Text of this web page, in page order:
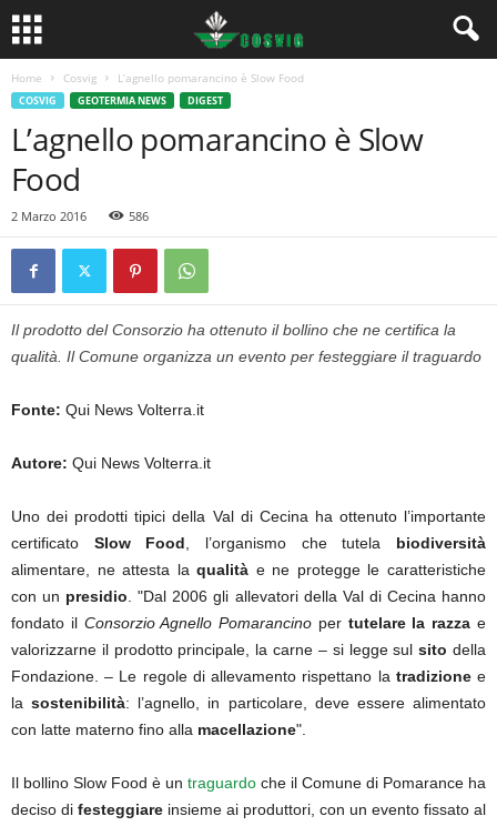
Home Cosvig L’agnello pomarancino è Slow Food
COSVIG GEOTERMIA NEWS DIGEST
L’agnello pomarancino è Slow
Food
2 Marzo 2016 586
Il prodotto del Consorzio ha ottenuto il bollino che ne certifica la
qualità. Il Comune organizza un evento per festeggiare il traguardo
Fonte: Qui News Volterra.it
Autore: Qui News Volterra.it
Uno dei prodotti tipici della Val di Cecina ha ottenuto l’importante
certificato Slow Food , l’organismo che tutela biodiversità
alimentare, ne attesta laqualità e ne protegge le caratteristiche
con un presidio . "Dal 2006 gli allevatori della Val di Cecina hanno
fondato il Consorzio Agnello Pomarancino per tutelare la razzae
valorizzarne il prodotto principale, la carne – si legge sulsitodella
Fondazione. – Le regole di allevamento rispettano la tradizionee
lasostenibilità: l’agnello, in particolare, deve essere alimentato
con latte materno fino alla macellazione".
Il bollino Slow Food è un traguardo che il Comune di Pomarance ha
deciso di festeggiare insieme ai produttori, con un evento fissato al